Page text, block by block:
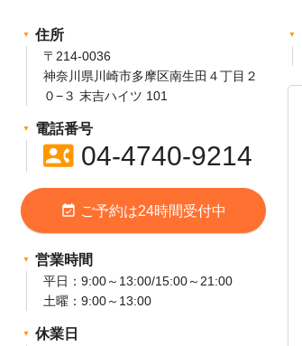
り
住所
〒214-0036
神奈川県川崎市多摩区南生田４丁目２
０−３ 末吉ハイツ 101
電話番号
contact_phone04-4740-9214
event_available ご予約は24時間受付中
営業時間
平日：9:00～13:00/15:00～21:00
土曜：9:00～13:00
休業日